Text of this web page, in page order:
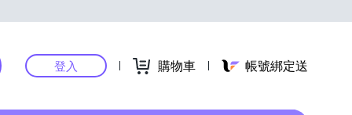
登入 購物車 帳號綁定送